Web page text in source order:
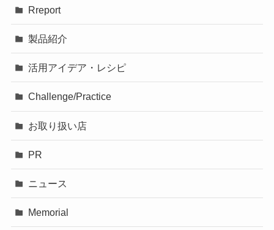
Rreport
製品紹介
活用アイデア・レシピ
Challenge/Practice
お取り扱い店
PR
ニュース
Memorial